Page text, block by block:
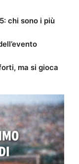
chi sono i più
ma si gioca